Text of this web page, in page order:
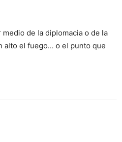
de la diplomacia o de la
alto el fuego… o el punto que